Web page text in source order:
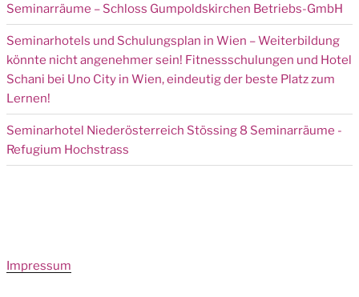
Seminarräume – Schloss Gumpoldskirchen Betriebs-GmbH
Seminarhotels und Schulungsplan in Wien – Weiterbildung
könnte nicht angenehmer sein! Fitnessschulungen und Hotel
Schani bei Uno City in Wien, eindeutig der beste Platz zum
Lernen!
Seminarhotel Niederösterreich Stössing 8 Seminarräume -
Refugium Hochstrass
Impressum